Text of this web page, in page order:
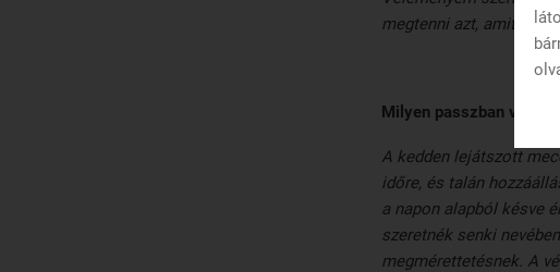
megtenni azt, amit
Milyen passzban van a
A kedden lejátszott
időre, és talán
a napon alapból késve
szeretnék senki
megmérettetésnek. A